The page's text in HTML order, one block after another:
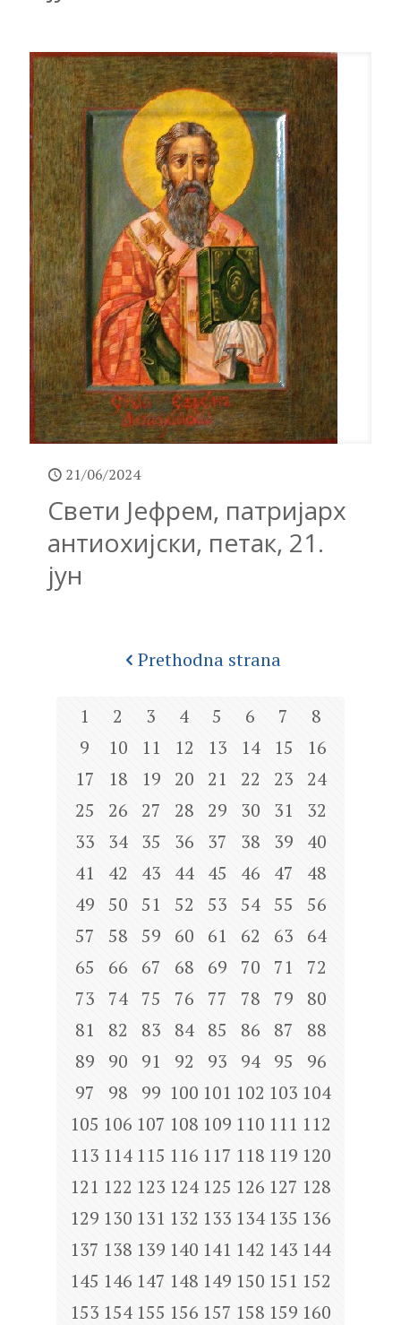
21/06/2024
Свети Јефрем, патријарх
антиохијски, петак, 21.
јун
Prethodna strana
1 2 3 4 5 6 7
8
9
10 11 12 13 14 15
16
17
18 19 20 21 22 23
24
25
26 27 28 29 30 31
32
33
34 35 36 37 38 39
40
41
42 43 44 45 46 47
48
49
50 51 52 53 54 55
56
57
58 59 60 61 62 63
64
65
66 67 68 69 70 71
72
73
74 75 76 77 78 79
80
81
82 83 84 85 86 87
88
89
90 91 92 93 94 95
96
97
98 99 100 101 102 103 104
105 106 107 108 109 110 111 112
113 114 115 116 117 118 119 120
121 122 123 124 125 126 127 128
129 130 131 132 133 134 135 136
137 138 139 140 141 142 143 144
145 146 147 148 149 150 151 152
153 154 155 156 157 158 159 160